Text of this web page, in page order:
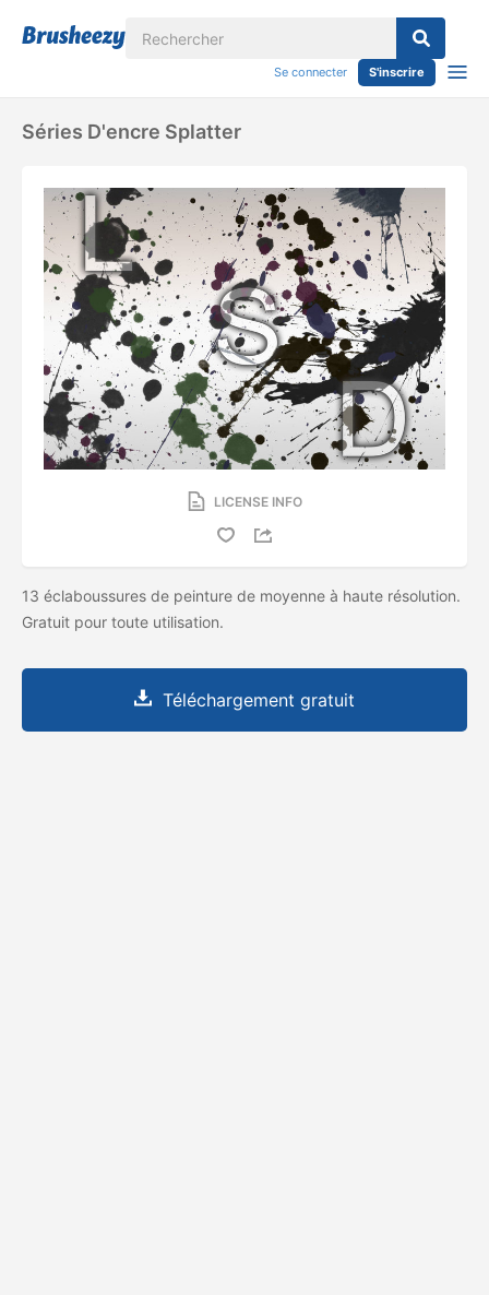
Se connecter S'inscrire
Séries D'encre Splatter
LICENSE INFO
13 éclaboussures de peinture de moyenne à haute résolution.
Gratuit pour toute utilisation.
Téléchargement gratuit